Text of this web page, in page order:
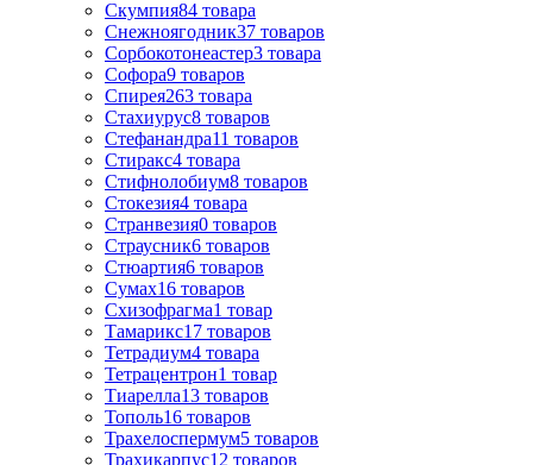
Скумпия84 товара
Снежноягодник37 товаров
Сорбокотонеастер3 товара
Софора9 товаров
Спирея263 товара
Стахиурус8 товаров
Стефанандра11 товаров
Стиракс4 товара
Стифнолобиум8 товаров
Стокезия4 товара
Странвезия0 товаров
Страусник6 товаров
Стюартия6 товаров
Сумах16 товаров
Схизофрагма1 товар
Тамарикс17 товаров
Тетрадиум4 товара
Тетрацентрон1 товар
Тиарелла13 товаров
Тополь16 товаров
Трахелоспермум5 товаров
Трахикарпус12 товаров